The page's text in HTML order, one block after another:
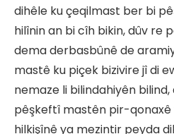
dihêle ku çeqilmast ber bi
hilînin an bi cîh bikin, dûv re
dema derbasbûnê de
mastê ku piçek bizivire jî di
nemaze li bilindahiyên
pêşkeftî mastên pir-qonaxê
hilkişînê ya mezintir peyda